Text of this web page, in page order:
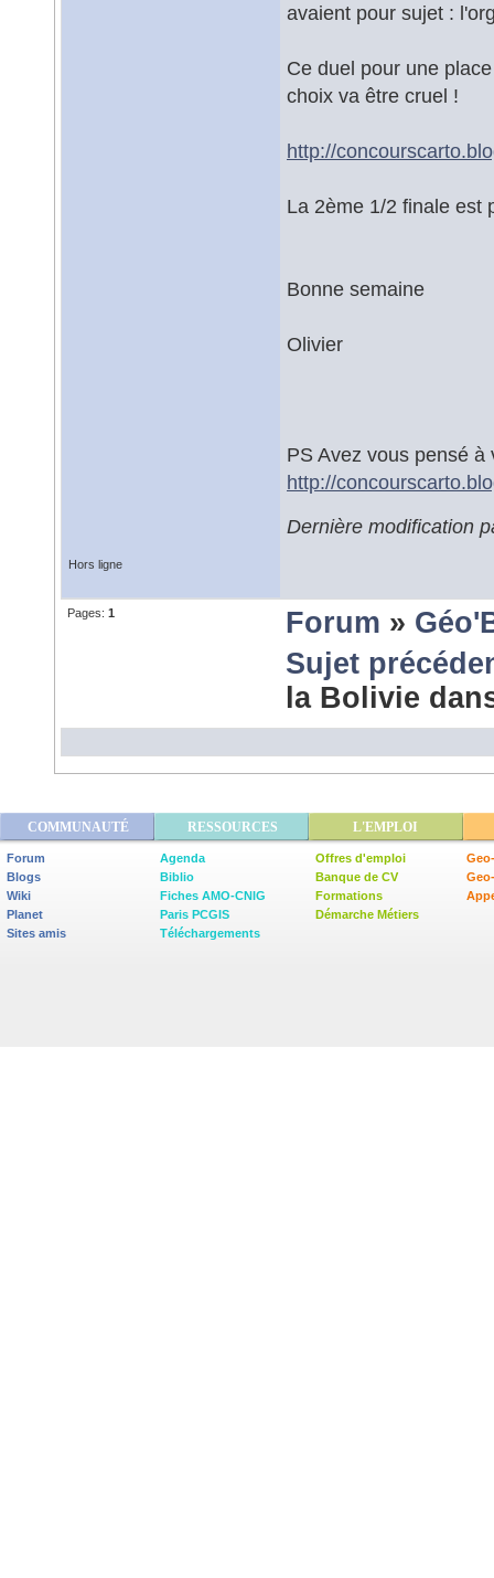
avaient pour sujet :
Ce duel pour une
choix va être cruel !
http://
La 2ème 1/2 finale est
Bonne semaine
Olivier
PS Avez vous pensé
http://
Dernière modification
Hors ligne
Pages: 1 Forum »
Sujet
la Bolivie
COMMUNAUTÉ RESSOURCES L'EMPLOI
Forum
Blogs
Wiki
Planet
Sites amis
Agenda
Biblio
Fiches AMO-CNIG
Paris PCGIS
Téléchargements
Offres d'emploi
Banque de CV
Formations
Démarche Métiers